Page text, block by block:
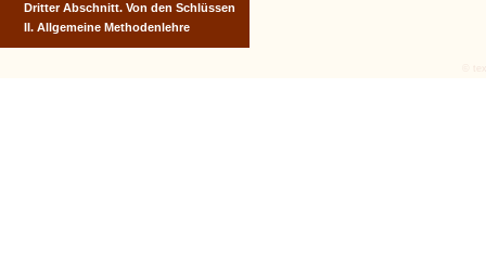
Dritter Abschnitt. Von den Schlüssen
II. Allgemeine Methodenlehre